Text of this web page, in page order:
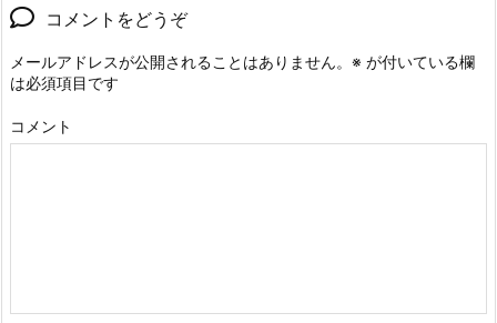
コメントをどうぞ
メールアドレスが公開されることはありません。 ※ が付いている欄
は必須項目です
コメント